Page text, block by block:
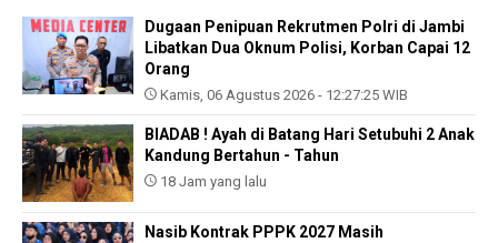
Dugaan Penipuan Rekrutmen Polri di Jambi
Libatkan Dua Oknum Polisi, Korban Capai 12
Orang
Kamis, 06 Agustus 2026 - 12:27:25 WIB
BIADAB ! Ayah di Batang Hari Setubuhi 2 Anak
Kandung Bertahun - Tahun
18 Jam yang lalu
Nasib Kontrak PPPK 2027 Masih